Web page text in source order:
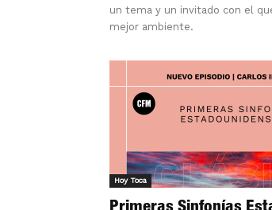
un tema y un invitado con el
mejor ambiente.
Hoy Toca